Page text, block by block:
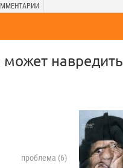
может навредить
проблема (6)